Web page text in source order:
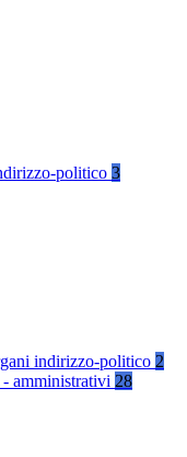
politico 3
indirizzo-politico 2
amministrativi 28